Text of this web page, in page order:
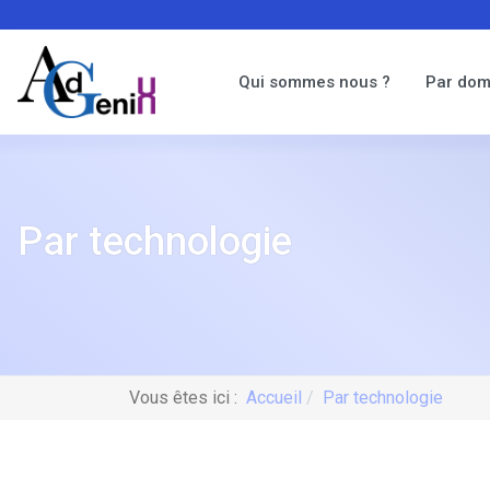
Qui sommes nous ? Par
Par technologie
Vous êtes ici : Accueil Par technologie